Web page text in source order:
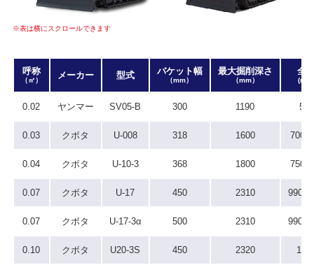
※表は横にスクロールできます
呼称
（㎥） メーカー 型式 バケット幅
（mm）
最大掘削深さ
（mm）
全
0.02 ヤンマー SV05-B 300 1190 580
0.03 クボタ U-008 318 1600 700/
0.04 クボタ U-10-3 368 1800 750/
0.07 クボタ U-17 450 2310 990/
0.07 クボタ U-17-3α 500 2310 990/
0.10 クボタ U20-3S 450 2320